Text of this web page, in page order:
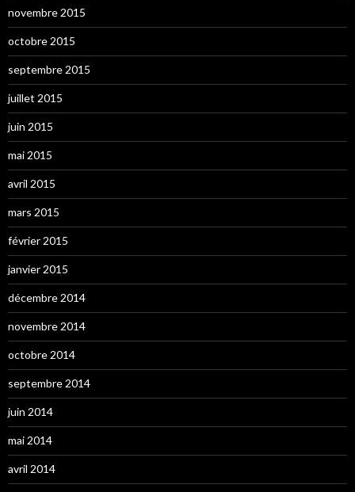
novembre 2015
octobre 2015
septembre 2015
juillet 2015
juin 2015
mai 2015
avril 2015
mars 2015
février 2015
janvier 2015
décembre 2014
novembre 2014
octobre 2014
septembre 2014
juin 2014
mai 2014
avril 2014